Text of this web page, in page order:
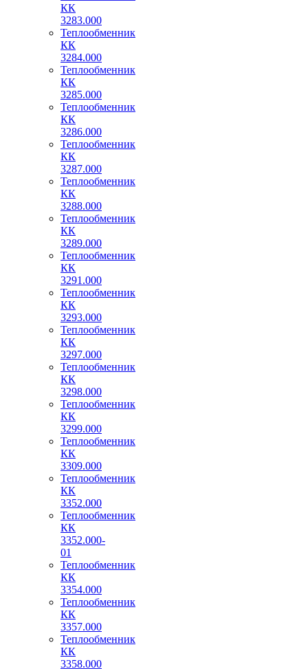
КК
3283.000
Теплообменник
КК
3284.000
Теплообменник
КК
3285.000
Теплообменник
КК
3286.000
Теплообменник
КК
3287.000
Теплообменник
КК
3288.000
Теплообменник
КК
3289.000
Теплообменник
КК
3291.000
Теплообменник
КК
3293.000
Теплообменник
КК
3297.000
Теплообменник
КК
3298.000
Теплообменник
КК
3299.000
Теплообменник
КК
3309.000
Теплообменник
КК
3352.000
Теплообменник
КК
3352.000-
01
Теплообменник
КК
3354.000
Теплообменник
КК
3357.000
Теплообменник
КК
3358.000